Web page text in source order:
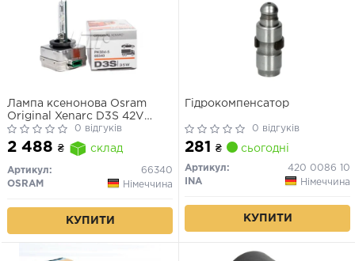
Лампа ксенонова Osram
Original Xenarc D3S 42V
35W
0 відгуків
2 488 ₴ склад
Артикул:
66340
OSRAM
Німеччина
КУПИТИ
Гідрокомпенсатор
0 відгуків
281 ₴ сьогодні
Артикул:
420 0086 10
INA
Німеччина
КУПИТИ